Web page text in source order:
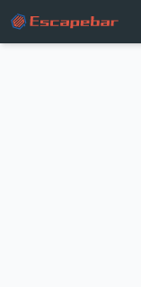
跳至主要內容